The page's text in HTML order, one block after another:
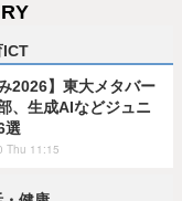
ICT
み2026】東大メタバー
、生成AIなどジュニ
選
Thu 11:15